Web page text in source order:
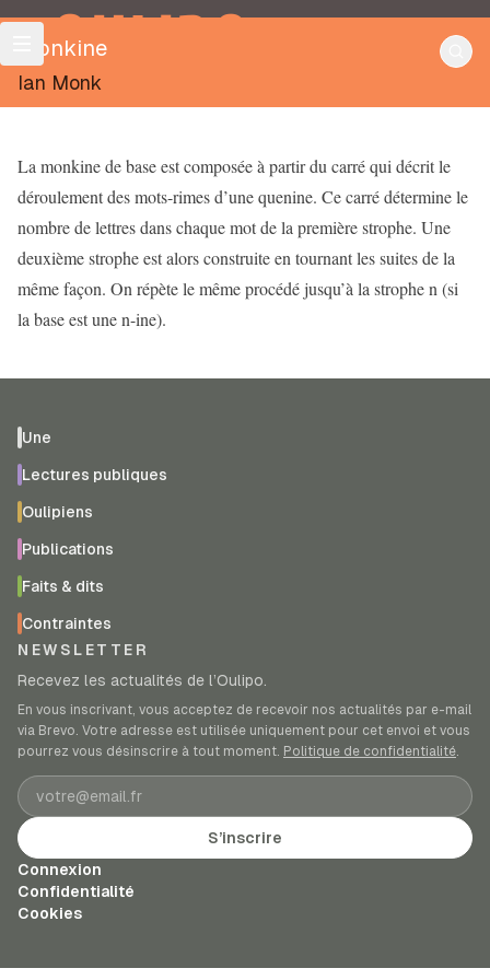
OULIPO
Monkine
Ian Monk
La monkine de base est composée à partir du carré qui décrit le
déroulement des mots-rimes d’une quenine. Ce carré détermine le
nombre de lettres dans chaque mot de la première strophe. Une
deuxième strophe est alors construite en tournant les suites de la
même façon. On répète le même procédé jusqu’à la strophe n (si
la base est une n-ine).
Une
Lectures publiques
Oulipiens
Publications
Faits & dits
Contraintes
NEWSLETTER
Recevez les actualités de l’Oulipo.
En vous inscrivant, vous acceptez de recevoir nos actualités par e-mail
via Brevo. Votre adresse est utilisée uniquement pour cet envoi et vous
pourrez vous désinscrire à tout moment. Politique de confidentialité.
Adresse e-mail
S’inscrire
Connexion
Confidentialité
Cookies